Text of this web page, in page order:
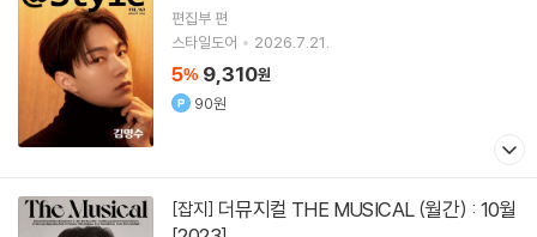
편집부 편
스타일도어
2026.7.21.
5% 9,310원
90원
[잡지]